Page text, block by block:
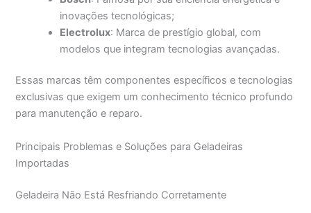
inovações tecnológicas;
Electrolux: Marca de prestígio global, com
modelos que integram tecnologias avançadas.
Essas marcas têm componentes específicos e tecnologias
exclusivas que exigem um conhecimento técnico profundo
para manutenção e reparo.
Principais Problemas e Soluções para Geladeiras
Importadas
Geladeira Não Está Resfriando Corretamente